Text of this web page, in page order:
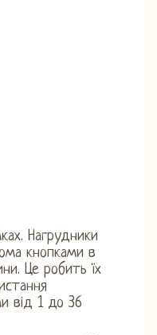
Нагрудники
кнопками в
Це робить їх
від 1 до 36